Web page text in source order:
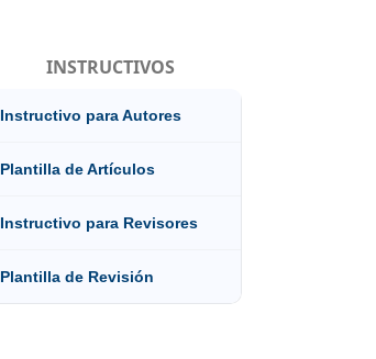
INSTRUCTIVOS
Instructivo para Autores
Plantilla de Artículos
Instructivo para Revisores
Plantilla de Revisión